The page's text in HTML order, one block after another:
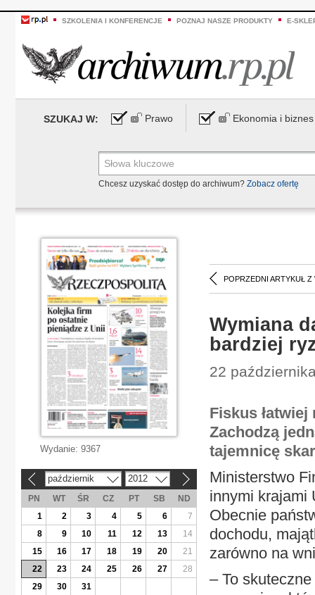
SZKOLENIA I KONFERENCJE POZNAJ NASZE PRODUKTY E-
SZUKAJ W: Prawo Ekonomia i biznes
Chcesz uzyskać dostęp do archiwum? Zobacz ofertę
POPRZEDNI ARTYKUŁ Z
Wymiana
bardziej
22
Fiskus
Zachodzą
tajemnicę
Ministerstwo
innymi krajami
Obecnie
dochodu,
zarówno na
– To
Wydanie: 9367
październik 2012
PN WT ŚR CZ PT SB
ND
1
2 3 4 5 6
7
8
9 10 11 12 13
14
15
16 17 18 19 20
21
22
23 24 25 26 27
28
29
30 31